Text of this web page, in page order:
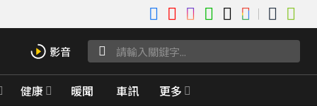
健康 暖聞 車訊 更多